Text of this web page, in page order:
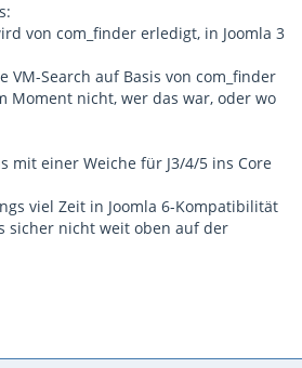
von com_finder erledigt, in Joomla 3
VM-Search auf Basis von com_finder
Moment nicht, wer das war, oder wo
mit einer Weiche für J3/4/5 ins Core
viel Zeit in Joomla 6-Kompatibilität
sicher nicht weit oben auf der